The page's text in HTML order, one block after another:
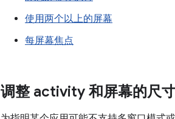
使用两个以上的屏幕
每屏幕焦点
调整 activity 和屏幕的尺